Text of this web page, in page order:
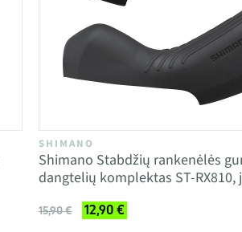
SHIMANO
Shimano Stabdžių rankenėlės
dangtelių komplektas ST-RX810,
15,90 € 12,90 €